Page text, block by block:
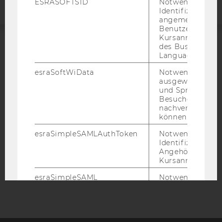
EQUIS AACSB
Identifizierung
angemeldeten
Benutzers im
des Business
Language
esraSoftWiData
Notwendig um
ausgewählte
und
Besuchers
nachverfolgen
können.
esraSimpleSAMLAuthToken
Notwendig zur
Identifizierung
Angehörige/r für
Kursanmeldung.
esraSimpleSAML
Notwendig zur